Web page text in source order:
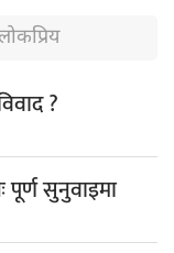
?
पूर्ण सुनुवाइमा